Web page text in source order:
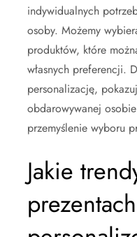
indywidualnych
osoby. Możemy
produktów, które
własnych preferencji.
personalizację,
obdarowywanej
przemyślenie wyboru
Jakie
prezentach